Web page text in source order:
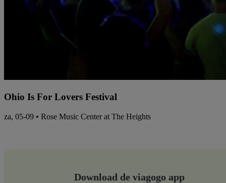
Ohio Is For Lovers Festival
za, 05-09 • Rose Music Center at The Heights
Download de viagogo app